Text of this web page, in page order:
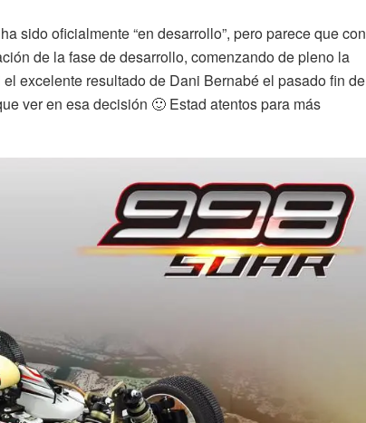
sido oficialmente “en desarrollo”, pero parece que con
de la fase de desarrollo, comenzando de pleno la
excelente resultado de Dani Bernabé el pasado fin de
ver en esa decisión 🙂 Estad atentos para más